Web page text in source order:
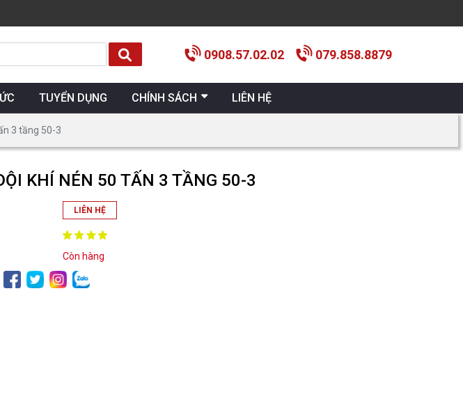
0908.57.02.02 079.858.8879
TUYỂN DỤNG CHÍNH SÁCH LIÊN HỆ
3 tầng 50-3
KHÍ NÉN 50 TẤN 3 TẦNG 50-3
LIÊN HỆ
Còn hàng